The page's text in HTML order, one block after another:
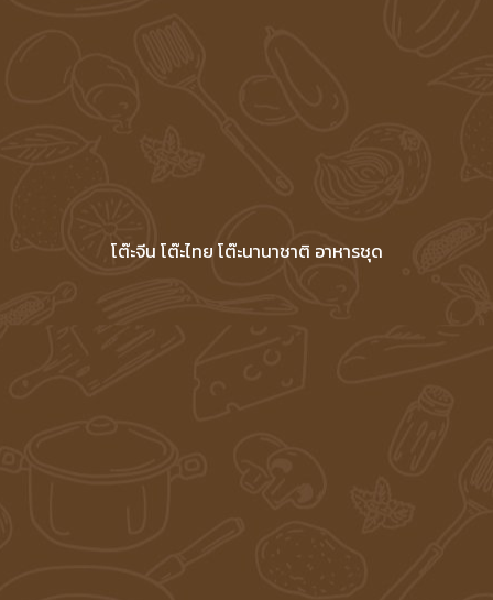
โต๊ะจีน โต๊ะไทย โต๊ะนานาชาติ อาหารชุด